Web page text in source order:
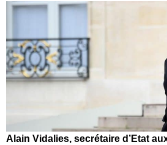
Alain Vidalies, secrétaire d’Etat